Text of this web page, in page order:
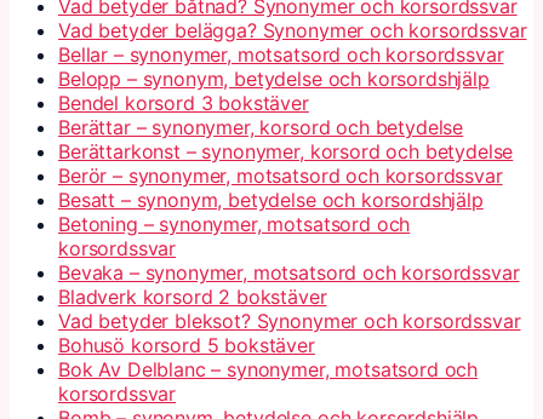
Vad betyder båtnad? Synonymer och korsordssvar
Vad betyder belägga? Synonymer och korsordssvar
Bellar – synonymer, motsatsord och korsordssvar
Belopp – synonym, betydelse och korsordshjälp
Bendel korsord 3 bokstäver
Berättar – synonymer, korsord och betydelse
Berättarkonst – synonymer, korsord och betydelse
Berör – synonymer, motsatsord och korsordssvar
Besatt – synonym, betydelse och korsordshjälp
Betoning – synonymer, motsatsord och
korsordssvar
Bevaka – synonymer, motsatsord och korsordssvar
Bladverk korsord 2 bokstäver
Vad betyder bleksot? Synonymer och korsordssvar
Bohusö korsord 5 bokstäver
Bok Av Delblanc – synonymer, motsatsord och
korsordssvar